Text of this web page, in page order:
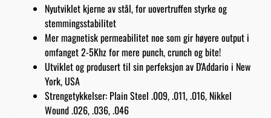
Nyutviklet kjerne av stål, for uovertruffen styrke og
stemmingsstabilitet
Mer magnetisk permeabilitet noe som gir høyere output i
omfanget 2-5Khz for mere punch, crunch og bite!
Utviklet og produsert til sin perfeksjon av D'Addario i New
York, USA
Strengetykkelser: Plain Steel .009, .011, .016, Nikkel
Wound .026, .036, .046